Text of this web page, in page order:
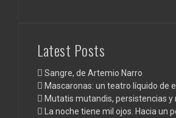
Latest Posts
Sangre, de Artemio Narro
Mascaronas: un teatro líquido de
Mutatis mutandis, persistencias y
La noche tiene mil ojos. Hacia un